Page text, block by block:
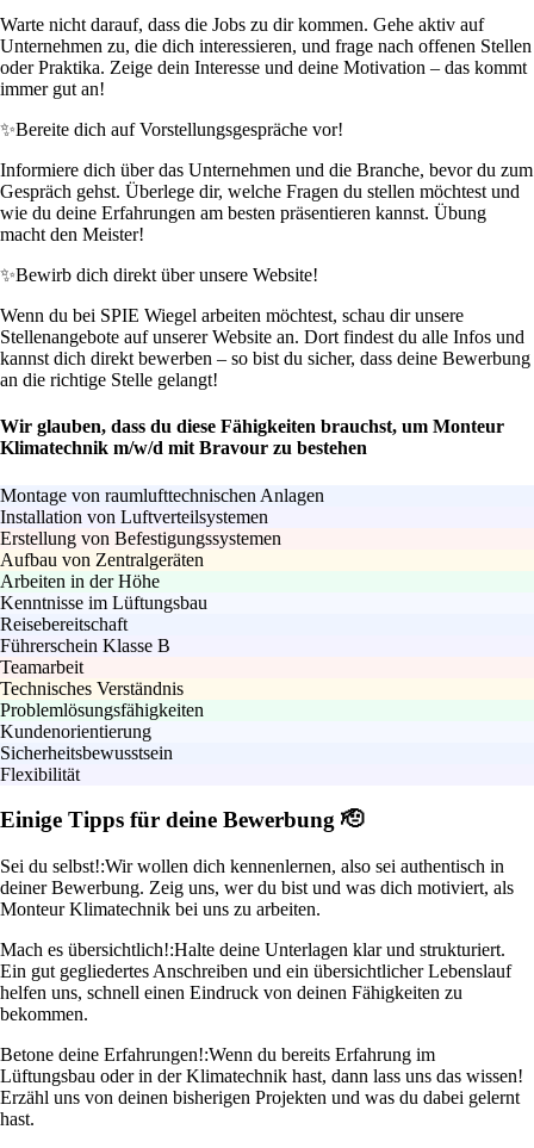
Warte nicht darauf, dass die Jobs zu dir kommen. Gehe aktiv auf
Unternehmen zu, die dich interessieren, und frage nach offenen Stellen
oder Praktika. Zeige dein Interesse und deine Motivation – das kommt
immer gut an!
✨Bereite dich auf Vorstellungsgespräche vor!
Informiere dich über das Unternehmen und die Branche, bevor du zum
Gespräch gehst. Überlege dir, welche Fragen du stellen möchtest und
wie du deine Erfahrungen am besten präsentieren kannst. Übung
macht den Meister!
✨Bewirb dich direkt über unsere Website!
Wenn du bei SPIE Wiegel arbeiten möchtest, schau dir unsere
Stellenangebote auf unserer Website an. Dort findest du alle Infos und
kannst dich direkt bewerben – so bist du sicher, dass deine Bewerbung
an die richtige Stelle gelangt!
Wir glauben, dass du diese Fähigkeiten brauchst, um Monteur
Klimatechnik m/w/d mit Bravour zu bestehen
Montage von raumlufttechnischen Anlagen
Installation von Luftverteilsystemen
Erstellung von Befestigungssystemen
Aufbau von Zentralgeräten
Arbeiten in der Höhe
Kenntnisse im Lüftungsbau
Reisebereitschaft
Führerschein Klasse B
Teamarbeit
Technisches Verständnis
Problemlösungsfähigkeiten
Kundenorientierung
Sicherheitsbewusstsein
Flexibilität
Einige Tipps für deine Bewerbung 🫡
Sei du selbst!:Wir wollen dich kennenlernen, also sei authentisch in
deiner Bewerbung. Zeig uns, wer du bist und was dich motiviert, als
Monteur Klimatechnik bei uns zu arbeiten.
Mach es übersichtlich!:Halte deine Unterlagen klar und strukturiert.
Ein gut gegliedertes Anschreiben und ein übersichtlicher Lebenslauf
helfen uns, schnell einen Eindruck von deinen Fähigkeiten zu
bekommen.
Betone deine Erfahrungen!:Wenn du bereits Erfahrung im
Lüftungsbau oder in der Klimatechnik hast, dann lass uns das wissen!
Erzähl uns von deinen bisherigen Projekten und was du dabei gelernt
hast.